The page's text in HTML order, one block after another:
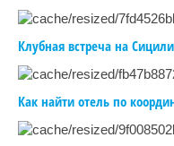
Клубная встреча на
Как найти отель по